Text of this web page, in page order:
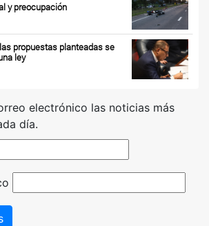
y preocupación
propuestas planteadas se
ley
electrónico las noticias más
día.